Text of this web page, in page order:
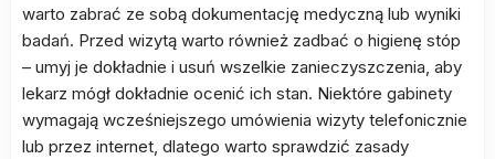
warto zabrać ze sobą dokumentację medyczną lub wyniki
badań. Przed wizytą warto również zadbać o higienę stóp
– umyj je dokładnie i usuń wszelkie zanieczyszczenia, aby
lekarz mógł dokładnie ocenić ich stan. Niektóre gabinety
wymagają wcześniejszego umówienia wizyty telefonicznie
lub przez internet, dlatego warto sprawdzić zasady